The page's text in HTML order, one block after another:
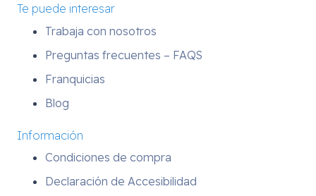
Te puede interesar
Trabaja con nosotros
Preguntas frecuentes – FAQS
Franquicias
Blog
Información
Condiciones de compra
Declaración de Accesibilidad